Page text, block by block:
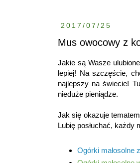
2017/07/25
Mus owocowy z
Jakie są Wasze
lepiej! Na szczęście,
najlepszy na świecie!
nieduże pieniądze.
Jak się okazuje
Lubię posłuchać, każdy
Ogórki małosolne